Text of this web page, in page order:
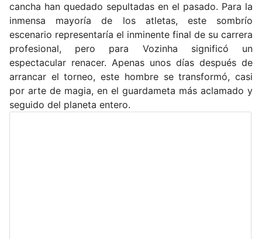
cancha han quedado sepultadas en el pasado. Para la
inmensa mayoría de los atletas, este sombrío
escenario representaría el inminente final de su carrera
profesional, pero para Vozinha significó un
espectacular renacer. Apenas unos días después de
arrancar el torneo, este hombre se transformó, casi
por arte de magia, en el guardameta más aclamado y
seguido del planeta entero.